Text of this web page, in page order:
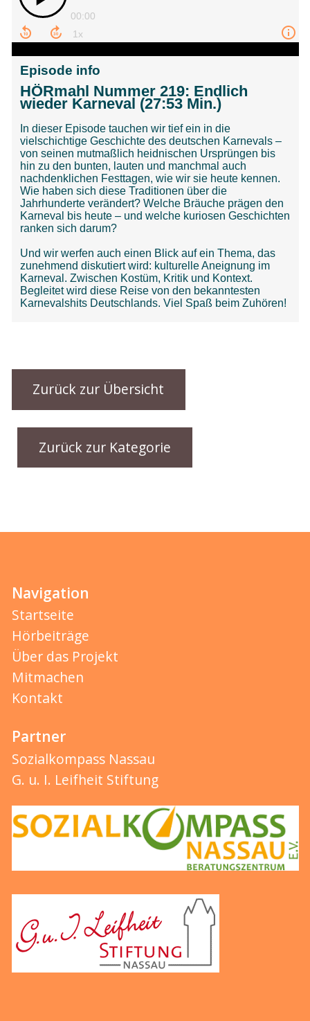
Zurück zur Übersicht
Zurück zur Kategorie
Navigation
Startseite
Hörbeiträge
Über das Projekt
Mitmachen
Kontakt
Partner
Sozialkompass Nassau
G. u. I. Leifheit Stiftung